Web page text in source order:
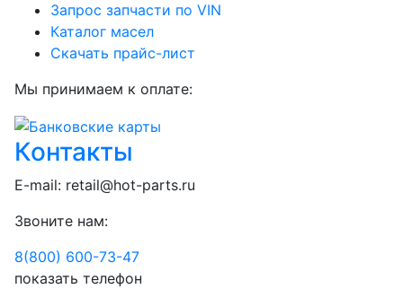
Запрос запчасти по VIN
Каталог масел
Скачать прайс-лист
Мы принимаем к оплате:
Контакты
E-mail: retail@hot-parts.ru
Звоните нам:
8(800) 600-73-47
показать телефон